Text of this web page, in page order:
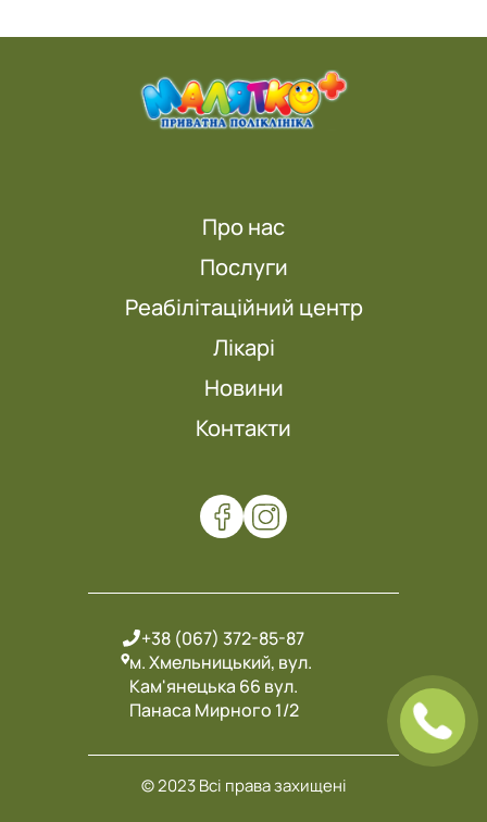
Про нас
Послуги
Реабілітаційний центр
Лікарі
Новини
Контакти
+38 (067) 372-85-87
м. Хмельницький, вул.
Кам'янецька 66 вул.
Панаса Мирного 1/2
© 2023 Всі права захищені